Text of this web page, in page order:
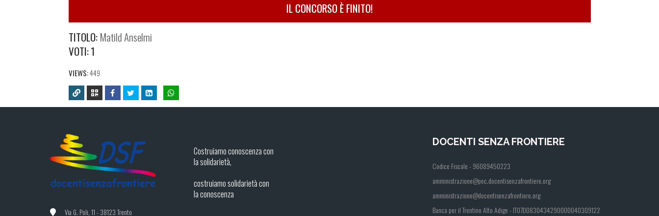
IL CONCORSO È FINITO!
TITOLO:Matild Anselmi
VOTI:1
VIEWS:449
Via G. Poli, 11 - 38123 Trento
Costruiamo conoscenza con
la solidarietà,
costruiamo solidarietà con
la conoscenza
DOCENTI SENZA FRONTIERE
Codice Fiscale - 96089450223
amministrazione@pec.docentisenzafrontiere.org
amministrazione@docentisenzafrontiere.org
Banca per il Trentino Alto Adige - IT07D0830434290000040309122